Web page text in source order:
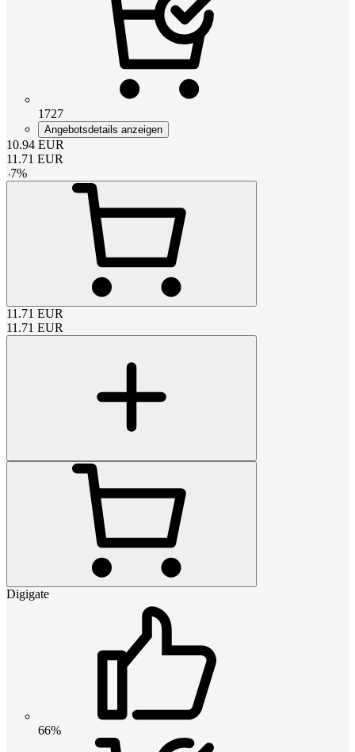
1727
Angebotsdetails anzeigen
10.94 EUR
11.71 EUR
-7%
11.71 EUR
11.71 EUR
Digigate
66%